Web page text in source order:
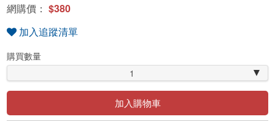
網購價：$380
加入追蹤清單
購買數量
1
加入購物車